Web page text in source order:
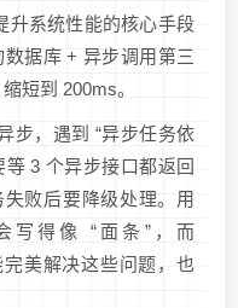
升系统性能的核心手段
据库 + 异步调用第三
短到 200ms。
步，遇到 “异步任务依
等 3 个异步接口都返回
败后要降级处理。用
写得像 “面条”，而
完美解决这些问题，也